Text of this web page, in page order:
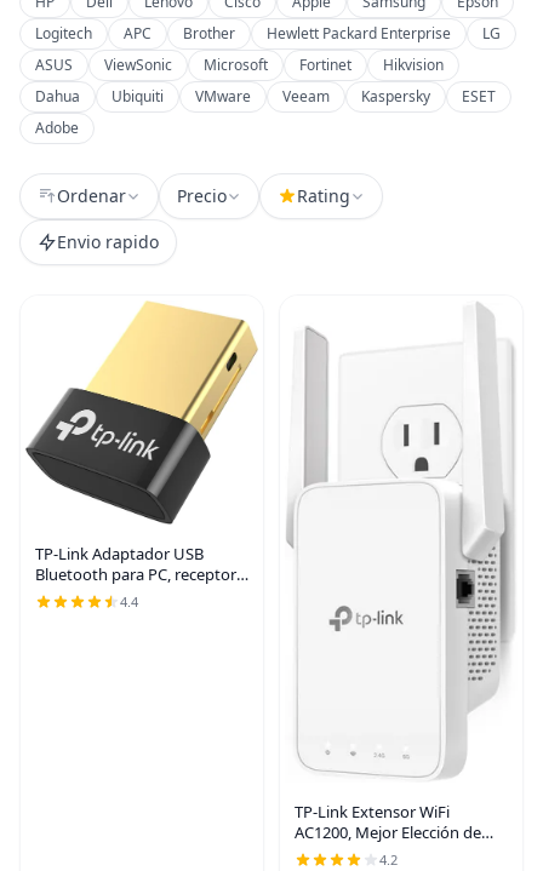
Logitech
APC Brother Hewlett Packard Enterprise
LG
ASUS
ViewSonic Microsoft Fortinet
Hikvision
Dahua
Ubiquiti VMware Veeam Kaspersky
ESET
Adobe
Ordenar Precio
Rating
Envio rapido
TP-Link Adaptador USB
Bluetooth para PC, receptor
Dongle Bluetooth 4.0, Plug &
4.4
TP-Link Extensor WiFi
AC1200, Mejor Elección de
Presupuesto 2023 de
4.2